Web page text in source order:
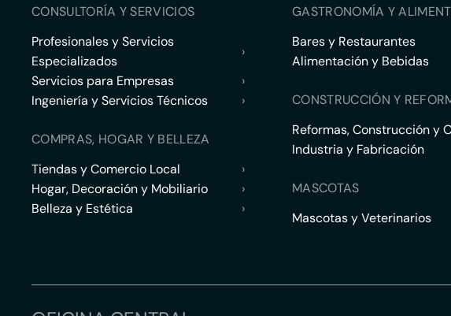
CONSULTORÍA Y SERVICIOS
Profesionales y Servicios
Especializados
›
Servicios para Empresas
›
Ingeniería y Servicios Técnicos
›
COMPRAS, HOGAR Y BELLEZA
Tiendas y Comercio Local
›
Hogar, Decoración y Mobiliario
›
Belleza y Estética
›
GASTRONOMÍA Y
Bares y Restaurantes
Alimentación y Bebidas
CONSTRUCCIÓN Y
Reformas, Construcción y
Industria y Fabricación
MASCOTAS
Mascotas y Veterinarios